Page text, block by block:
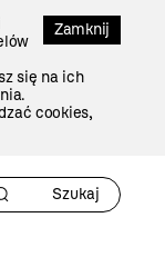
Zamknij
się na ich
cookies,